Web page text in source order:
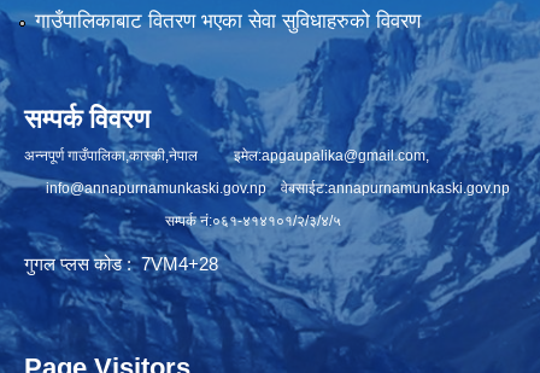
गाउँपालिकाबाट वितरण भएका सेवा सुविधाहरुको विवरण
सम्पर्क विवरण
अन्नपूर्ण गाउँपालिका,कास्की,नेपाल इमेल:apgaupalika@gmail.com,
info@annapurnamunkaski.gov.npवेबसाईट:annapurnamunkaski.gov.np
सम्पर्क नं:०६१-४१४१०१/२/३/४/५
गुगल प्लस कोड : 7VM4+28